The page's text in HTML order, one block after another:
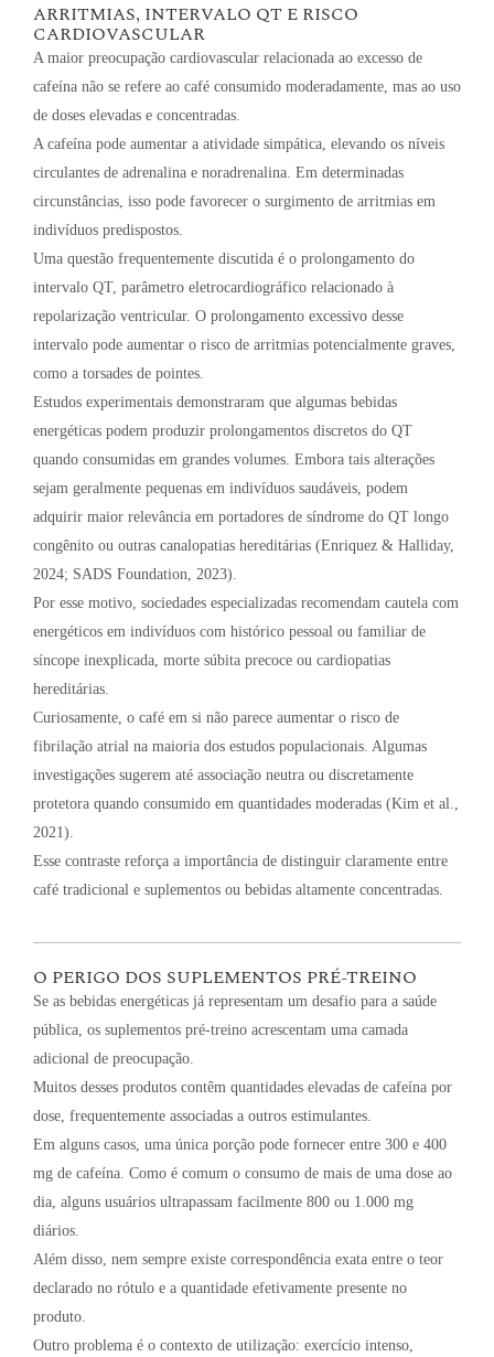
ARRITMIAS, INTERVALO QT E RISCO
CARDIOVASCULAR
A maior preocupação cardiovascular relacionada ao excesso de
cafeína não se refere ao café consumido moderadamente, mas ao uso
de doses elevadas e concentradas.
A cafeína pode aumentar a atividade simpática, elevando os níveis
circulantes de adrenalina e noradrenalina. Em determinadas
circunstâncias, isso pode favorecer o surgimento de arritmias em
indivíduos predispostos.
Uma questão frequentemente discutida é o prolongamento do
intervalo QT, parâmetro eletrocardiográfico relacionado à
repolarização ventricular. O prolongamento excessivo desse
intervalo pode aumentar o risco de arritmias potencialmente graves,
como a torsades de pointes.
Estudos experimentais demonstraram que algumas bebidas
energéticas podem produzir prolongamentos discretos do QT
quando consumidas em grandes volumes. Embora tais alterações
sejam geralmente pequenas em indivíduos saudáveis, podem
adquirir maior relevância em portadores de síndrome do QT longo
congênito ou outras canalopatias hereditárias (Enriquez & Halliday,
2024; SADS Foundation, 2023).
Por esse motivo, sociedades especializadas recomendam cautela com
energéticos em indivíduos com histórico pessoal ou familiar de
síncope inexplicada, morte súbita precoce ou cardiopatias
hereditárias.
Curiosamente, o café em si não parece aumentar o risco de
fibrilação atrial na maioria dos estudos populacionais. Algumas
investigações sugerem até associação neutra ou discretamente
protetora quando consumido em quantidades moderadas (Kim et al.,
2021).
Esse contraste reforça a importância de distinguir claramente entre
café tradicional e suplementos ou bebidas altamente concentradas.
O PERIGO DOS SUPLEMENTOS PRÉ-TREINO
Se as bebidas energéticas já representam um desafio para a saúde
pública, os suplementos pré-treino acrescentam uma camada
adicional de preocupação.
Muitos desses produtos contêm quantidades elevadas de cafeína por
dose, frequentemente associadas a outros estimulantes.
Em alguns casos, uma única porção pode fornecer entre 300 e 400
mg de cafeína. Como é comum o consumo de mais de uma dose ao
dia, alguns usuários ultrapassam facilmente 800 ou 1.000 mg
diários.
Além disso, nem sempre existe correspondência exata entre o teor
declarado no rótulo e a quantidade efetivamente presente no
produto.
Outro problema é o contexto de utilização: exercício intenso,